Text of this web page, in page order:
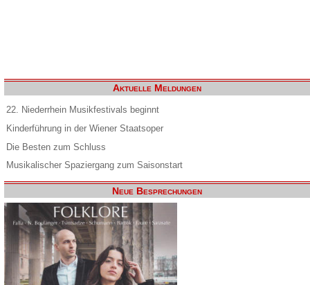
Aktuelle Meldungen
22. Niederrhein Musikfestivals beginnt
Kinderführung in der Wiener Staatsoper
Die Besten zum Schluss
Musikalischer Spaziergang zum Saisonstart
Neue Besprechungen